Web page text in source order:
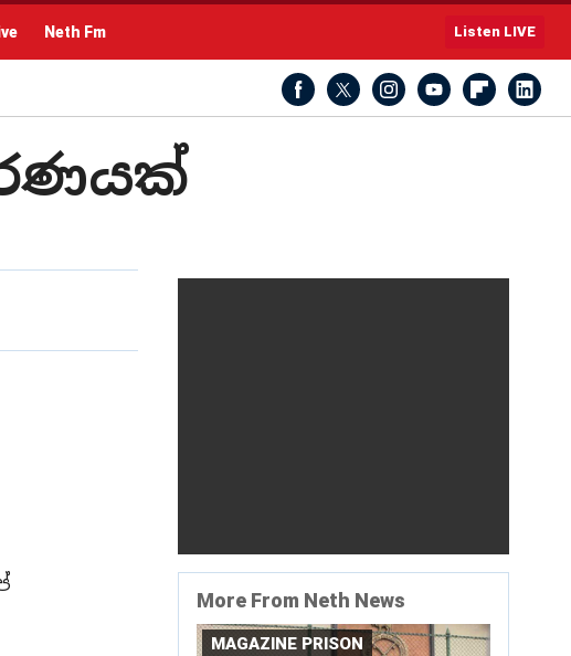
Neth Fm Listen LIVE
More From Neth News
MAGAZINE PRISON